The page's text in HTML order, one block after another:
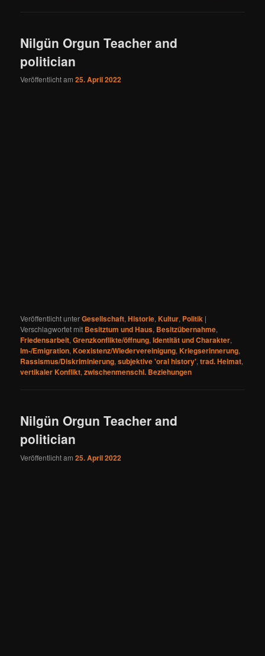
Nilgün Orgun Teacher and
politician
Veröffentlicht am25. April 2022
Veröffentlicht unterGesellschaft,Historie,Kultur, Politik |
Verschlagwortet mit Besitztum und Haus, Besitzübernahme,
Friedensarbeit,Grenzkonflikte/öffnung,Identität und Charakter,
Im-/Emigration,Koexistenz/Wiedervereinigung,Kriegserinnerung,
Rassismus/Diskriminierung,subjektive 'oral history',trad. Heimat,
vertikaler Konflikt,zwischenmenschl. Beziehungen
Nilgün Orgun Teacher and
politician
Veröffentlicht am25. April 2022